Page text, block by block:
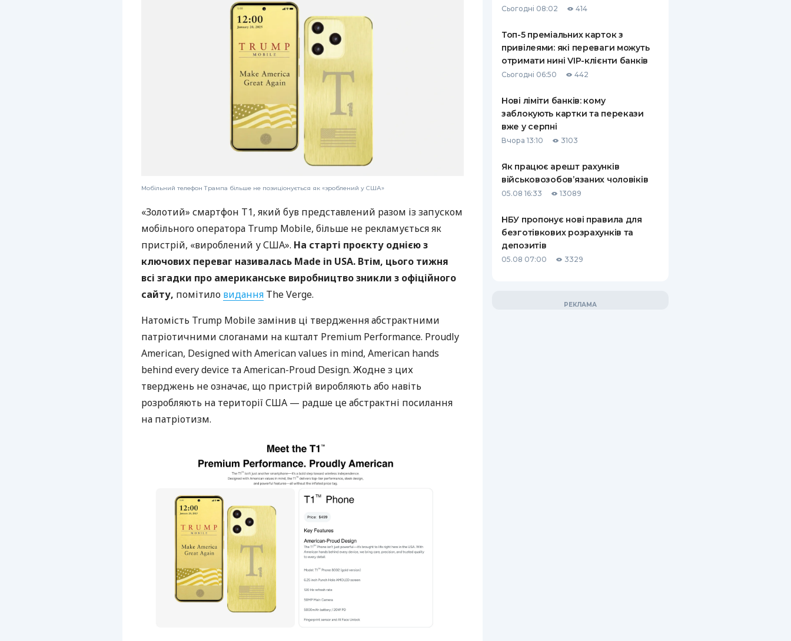
ВСІ СТРАХОВІ ПОЛІСИ
СТРАХОВІ КОМПАНІЇ
ВІДГУКИ ПРО СТРАХОВІ
КОМПАНІЇ
Мобільний телефон Трампа більше не позиціонується як «зроблений у США»
«Золотий» смартфон T1, який був представлений разом із запуском
мобільного оператора Trump Mobile, більше не рекламується як
пристрій, «вироблений у США». На старті проєкту однією з
ключових переваг називалась ​​Made in USA. Втім, цього тижня
всі згадки про американське виробництво зникли з офіційного
сайту, помітило видання The Verge.
Натомість Trump Mobile замінив ці твердження абстрактними
патріотичними слоганами на кшталт Premium Performance. Proudly
American, Designed with American values in mind, American hands
behind every device та American-Proud Design. Жодне з цих
тверджень не означає, що пристрій виробляють або навіть
розробляють на території США — радше це абстрактні посилання
на патріотизм.
Сьогодні 08:02 414
Топ-5 преміальних карток з
привілеями: які переваги можуть
отримати нині VIP-клієнти банків
Сьогодні 06:50 442
Нові ліміти банків: кому
заблокують картки та перекази
вже у серпні
Вчора 13:10 3103
Як працює арешт рахунків
військовозобов’язаних чоловіків
05.08 16:33 13089
НБУ пропонує нові правила для
безготівкових розрахунків та
депозитів
05.08 07:00 3329